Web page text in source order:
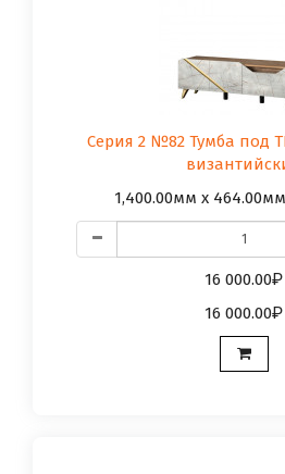
Серия 2 №82 Тумба под
1,400.00мм x
16 000.00
16 000.00